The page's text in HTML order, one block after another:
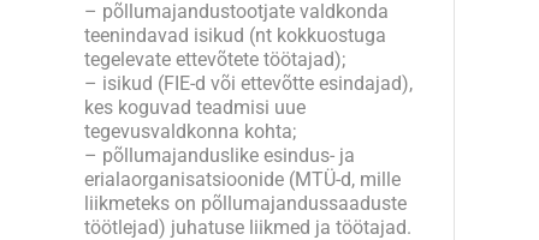
– põllumajandustootjate valdkonda
teenindavad isikud (nt kokkuostuga
tegelevate ettevõtete töötajad);
– isikud (FIE-d või ettevõtte esindajad),
kes koguvad teadmisi uue
tegevusvaldkonna kohta;
– põllumajanduslike esindus- ja
erialaorganisatsioonide (MTÜ-d, mille
liikmeteks on põllumajandussaaduste
töötlejad) juhatuse liikmed ja töötajad.